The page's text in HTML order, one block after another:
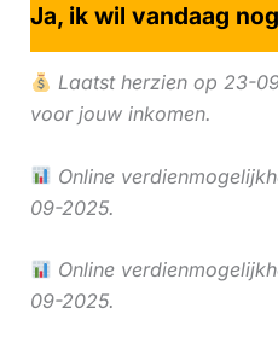
Ja, ik wil vandaag
Laatst herzien op 23-
voor jouw inkomen.
Online
09-2025.
Online
09-2025.